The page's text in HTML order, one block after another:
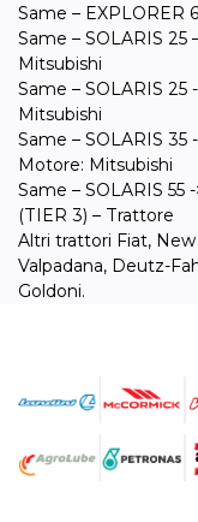
Same – EXPLORER
Same – SOLARIS 25
Mitsubishi
Same – SOLARIS 25
Mitsubishi
Same – SOLARIS 35
Motore: Mitsubishi
Same – SOLARIS 55
(TIER 3) – Trattore
Altri trattori Fiat,
Valpadana, Deutz-
Goldoni.